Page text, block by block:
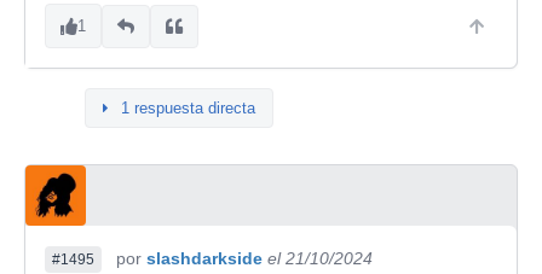
1
1 respuesta directa
#1495 por slashdarkside el 21/10/2024